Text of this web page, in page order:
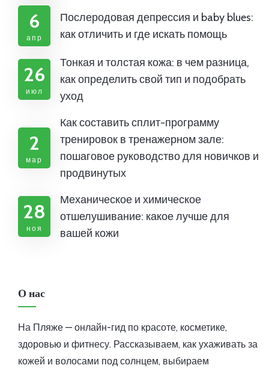
6
апр
Послеродовая депрессия и baby blues:
как отличить и где искать помощь
26
июл
Тонкая и толстая кожа: в чем разница,
как определить свой тип и подобрать
уход
2
мар
Как составить сплит-программу
тренировок в тренажерном зале:
пошаговое руководство для новичков и
продвинутых
28
ноя
Механическое и химическое
отшелушивание: какое лучше для
вашей кожи
О нас
На Пляже — онлайн-гид по красоте, косметике,
здоровью и фитнесу. Рассказываем, как ухаживать за
кожей и волосами под солнцем, выбираем